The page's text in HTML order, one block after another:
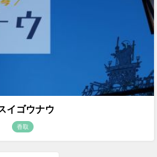
イゴウナウ
香取